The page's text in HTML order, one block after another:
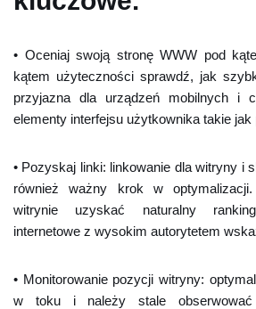
• Oceniaj swoją stronę WWW pod
kątem użyteczności sprawdź, jak
przyjazna dla urządzeń mobilnych i
elementy interfejsu użytkownika takie
• Pozyskaj linki: linkowanie dla witryny i
również ważny krok w optymalizacji.
witrynie uzyskać naturalny
internetowe z wysokim autorytetem
• Monitorowanie pozycji witryny:
w toku i należy stale